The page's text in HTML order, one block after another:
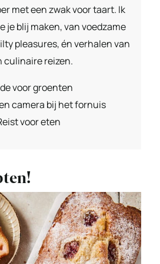
met een zwak voor taart. Ik
je blij maken, van voedzame
pleasures, én verhalen van
culinaire reizen.
voor groenten
camera bij het fornuis
voor eten